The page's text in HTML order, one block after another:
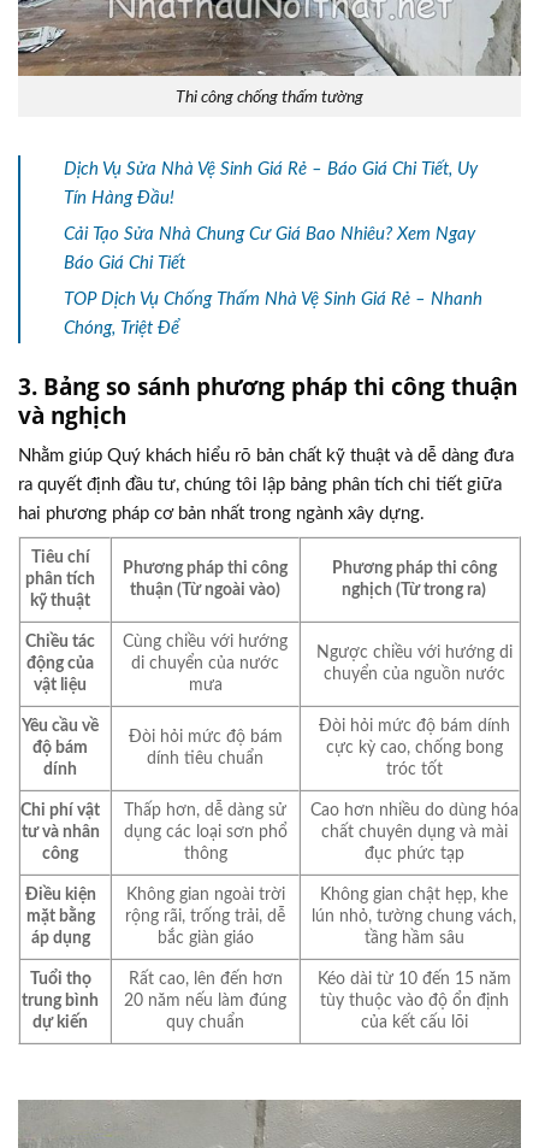
Thi công chống thấm tường
Dịch Vụ Sửa Nhà Vệ Sinh Giá Rẻ – Báo Giá Chi Tiết, Uy
Tín Hàng Đầu!
Cải Tạo Sửa Nhà Chung Cư Giá Bao Nhiêu? Xem Ngay
Báo Giá Chi Tiết
TOP Dịch Vụ Chống Thấm Nhà Vệ Sinh Giá Rẻ – Nhanh
Chóng, Triệt Để
3. Bảng so sánh phương pháp thi công thuận
và nghịch
Nhằm giúp Quý khách hiểu rõ bản chất kỹ thuật và dễ dàng đưa
ra quyết định đầu tư, chúng tôi lập bảng phân tích chi tiết giữa
hai phương pháp cơ bản nhất trong ngành xây dựng.
Tiêu chí
phân tích
kỹ thuật
Phương pháp thi công
thuận (Từ ngoài vào)
Phương pháp thi công
nghịch (Từ trong ra)
Chiều tác
động của
vật liệu
Cùng chiều với hướng
di chuyển của nước
mưa
Ngược chiều với hướng di
chuyển của nguồn nước
Yêu cầu về
độ bám
dính
Đòi hỏi mức độ bám
dính tiêu chuẩn
Đòi hỏi mức độ bám dính
cực kỳ cao, chống bong
tróc tốt
Chi phí vật
tư và nhân
công
Thấp hơn, dễ dàng sử
dụng các loại sơn phổ
thông
Cao hơn nhiều do dùng hóa
chất chuyên dụng và mài
đục phức tạp
Điều kiện
mặt bằng
áp dụng
Không gian ngoài trời
rộng rãi, trống trải, dễ
bắc giàn giáo
Không gian chật hẹp, khe
lún nhỏ, tường chung vách,
tầng hầm sâu
Tuổi thọ
trung bình
dự kiến
Rất cao, lên đến hơn
20 năm nếu làm đúng
quy chuẩn
Kéo dài từ 10 đến 15 năm
tùy thuộc vào độ ổn định
của kết cấu lõi